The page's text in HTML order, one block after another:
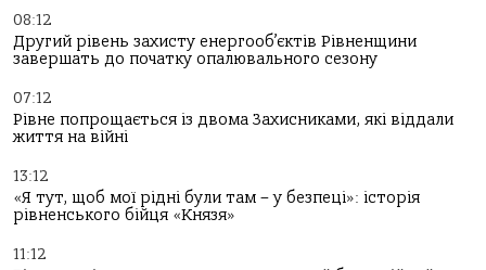
08:12
Другий рівень захисту енергооб’єктів Рівненщини
завершать до початку опалювального сезону
07:12
Рівне попрощається із двома Захисниками, які віддали
життя на війні
13:12
«Я тут, щоб мої рідні були там – у безпеці»: історія
рівненського бійця «Князя»
11:12